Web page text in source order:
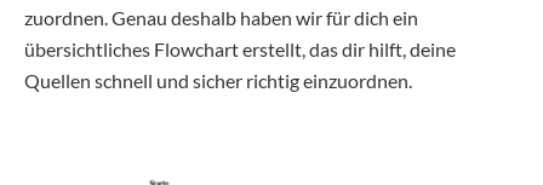
zuordnen. Genau deshalb haben wir für dich ein
übersichtliches Flowchart erstellt, das dir hilft, deine
Quellen schnell und sicher richtig einzuordnen.